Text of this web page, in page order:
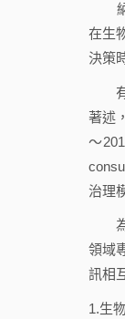
納
在生
決策
有
著述
～
治理
為
領域
訊相
1.生